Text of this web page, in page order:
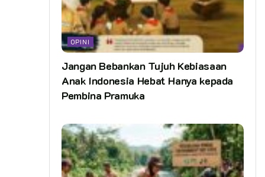
OPINI
Jangan Bebankan Tujuh Kebiasaan
Anak Indonesia Hebat Hanya kepada
Pembina Pramuka